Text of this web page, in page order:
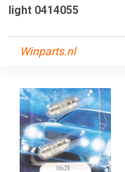
light 0414055
Winparts.nl